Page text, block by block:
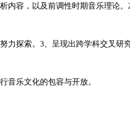
析内容，以及前调性时期音乐理论。
努力探索。 3 呈现出跨学科交叉研
行音乐文化的包容与开放。